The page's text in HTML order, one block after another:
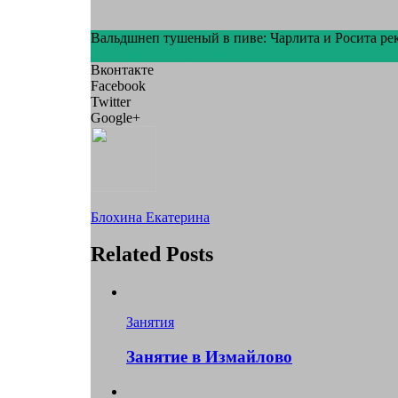
Вальдшнеп тушеный в пиве: Чарлита и Росита
Вконтакте
Facebook
Twitter
Google+
Блохина Екатерина
Related Posts
Занятия
Занятие в Измайлово